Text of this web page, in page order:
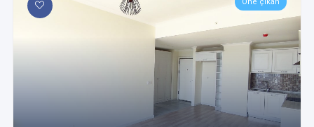
Uygula